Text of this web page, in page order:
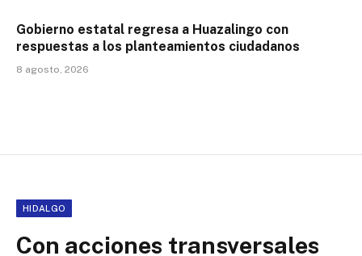
Gobierno estatal regresa a Huazalingo con
respuestas a los planteamientos ciudadanos
8 agosto, 2026
HIDALGO
Con acciones transversales